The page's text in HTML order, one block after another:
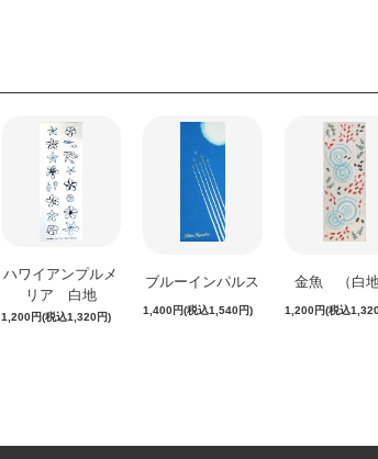
ハワイアンプルメ
リア 白地
1,200円(税込1,320円)
ブルーインパルス
1,400円(税込1,540円)
金魚 （白
1,200円(税込